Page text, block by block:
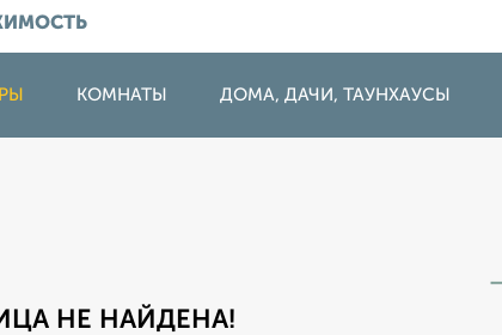
КОМНАТЫ ДОМА, ДАЧИ, ТАУНХАУСЫ
НЕ НАЙДЕНА!